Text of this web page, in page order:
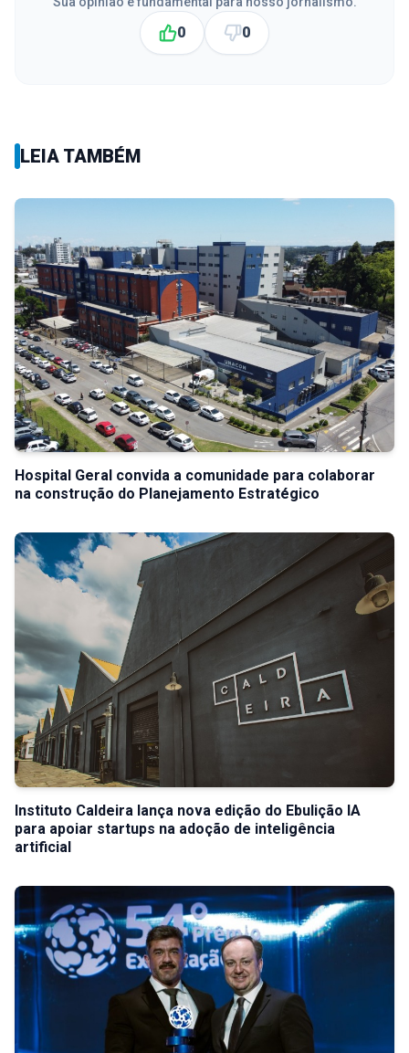
0 0
LEIA TAMBÉM
Hospital Geral convida a comunidade para colaborar
na construção do Planejamento Estratégico
Instituto Caldeira lança nova edição do Ebulição IA
para apoiar startups na adoção de inteligência
artificial